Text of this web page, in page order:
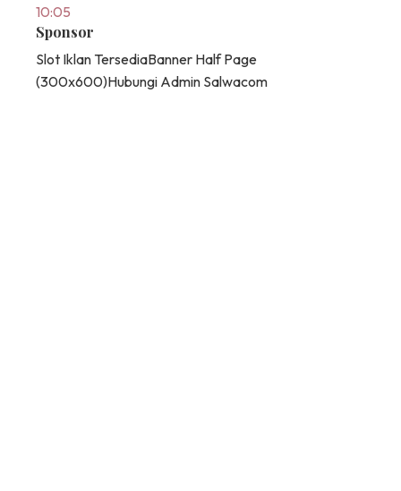
10:05
Sponsor
Slot Iklan TersediaBanner Half Page
(300x600)Hubungi Admin Salwacom